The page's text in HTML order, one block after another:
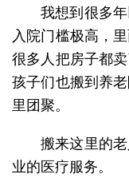
我想到很多
入院门槛极高，
很多人把房子都
孩子们也搬到养
里团聚。
搬来这里的
业的医疗服务。